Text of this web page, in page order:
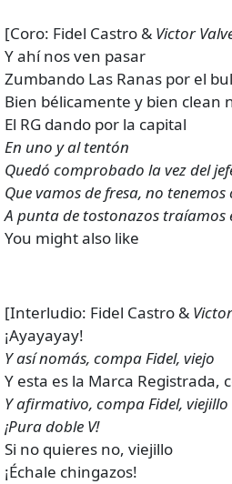
[Coro: Fidel Castro & Victor
Y ahí nos ven pasar
Zumbando Las Ranas por el
Bien bélicamente y bien clean
El RG dando por la capital
En uno y al tentón
Quedó comprobado la vez del
Que vamos de fresa, no
A punta de tostonazos traíamos
You might also like
[Interludio: Fidel Castro &
¡Ayayayay!
Y así nomás, compa Fidel, viejo
Y esta es la Marca Registrada,
Y afirmativo, compa Fidel, viejillo
¡Pura doble V!
Si no quieres no, viejillo
¡Échale chingazos!